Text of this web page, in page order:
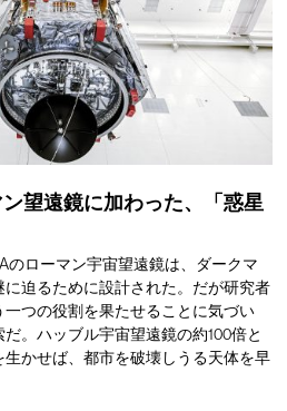
望遠鏡に加わった、「惑星
のローマン宇宙望遠鏡は、ダークマ
迫るために設計された。だが研究者
つの役割を果たせることに気づい
。ハッブル宇宙望遠鏡の約100倍と
かせば、都市を破壊しうる天体を早